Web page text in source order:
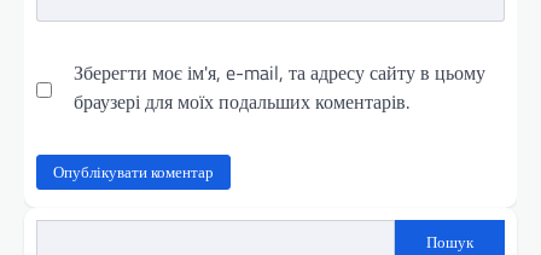
Зберегти моє ім'я, e-mail, та адресу сайту в цьому
браузері для моїх подальших коментарів.
Пошук